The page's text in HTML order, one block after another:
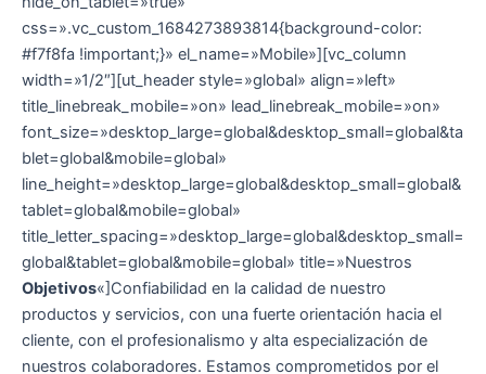
css=».vc_custom_1684273893814{background-color:
#f7f8fa !important;}» el_name=»Mobile»][vc_column
width=»1/2″][ut_header style=»global» align=»left»
title_linebreak_mobile=»on» lead_linebreak_mobile=»on»
font_size=»desktop_large=global&desktop_small=global&ta
blet=global&mobile=global»
line_height=»desktop_large=global&desktop_small=global&
tablet=global&mobile=global»
title_letter_spacing=»desktop_large=global&desktop_small=
global&tablet=global&mobile=global» title=»Nuestros
Objetivos«]Confiabilidad en la calidad de nuestro
productos y servicios, con una fuerte orientación hacia el
cliente, con el profesionalismo y alta especialización de
nuestros colaboradores. Estamos comprometidos por el